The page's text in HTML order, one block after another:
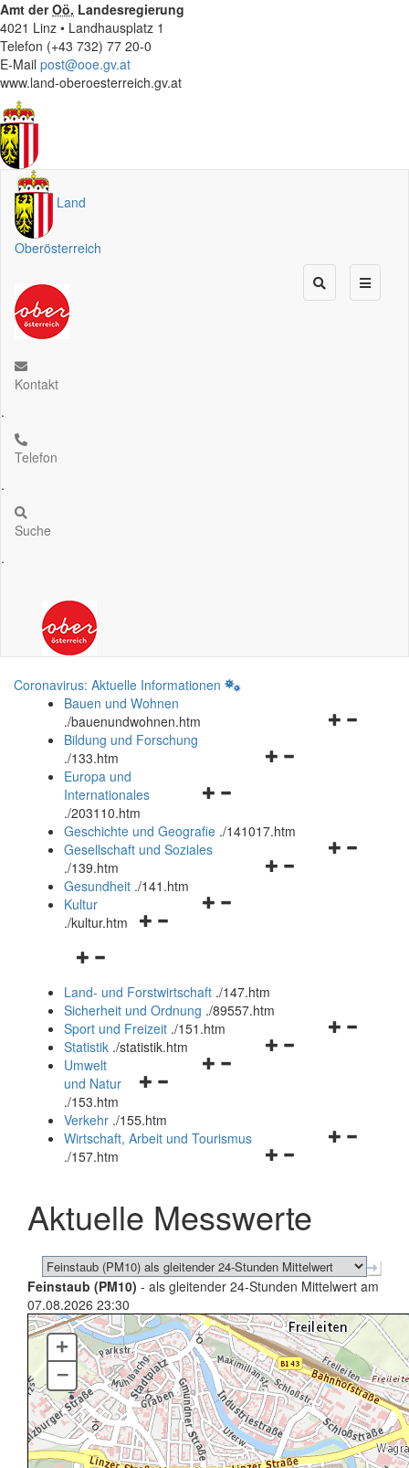
Amt derOö. Landesregierung
4021 Linz • Landhausplatz 1
Telefon (+43 732) 77 20-0
E-Mail post@ooe.gv.at
www.land-oberoesterreich.gv.at
Land
Oberösterreich
Kontakt
.
Telefon
.
Suche
.
Coronavirus: Aktuelle Informationen
Bauen und Wohnen
./bauenundwohnen.htm
Navigationsmenü
Bildung und Forschung
./133.htm
Navigationsmenü
und
schließen
Europa und
Internationales
./203110.htm
Geschichte und Geografie ./141017.htm
Navigationsmenü
Gesellschaft und Soziales
./139.htm
Navigationsmenü
Gesundheit ./141.htm
Navigationsmenü
Kultur
./kultur.htm
Navigationsmenü
und
schließen
Land- und Forstwirtschaft ./147.htm
Sicherheit und Ordnung ./89557.htm
Navigationsmenü
Sport und Freizeit ./151.htm
Navigationsmenü
Statistik ./statistik.htm
Navigationsmenü
und
schließen
Umwelt
und Natur
./153.htm
Verkehr ./155.htm
Navigationsmenü
schließen
Wirtschaft, Arbeit und Tourismus
./157.htm
Aktuelle Messwerte
Feinstaub (PM10) - als gleitender 24-Stunden Mittelwert am
07.08.2026 23:30
+
–